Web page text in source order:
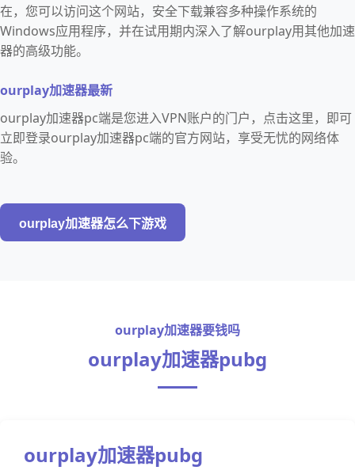
在，您可以访问这个网站，安全下载兼容多种操作系统的
Windows应用程序，并在试用期内深入了解ourplay用其他加速
器的高级功能。
ourplay加速器最新
ourplay加速器pc端是您进入VPN账户的门户，点击这里，即可
立即登录ourplay加速器pc端的官方网站，享受无忧的网络体
验。
ourplay加速器怎么下游戏
ourplay加速器要钱吗
ourplay加速器pubg
ourplay加速器pubg